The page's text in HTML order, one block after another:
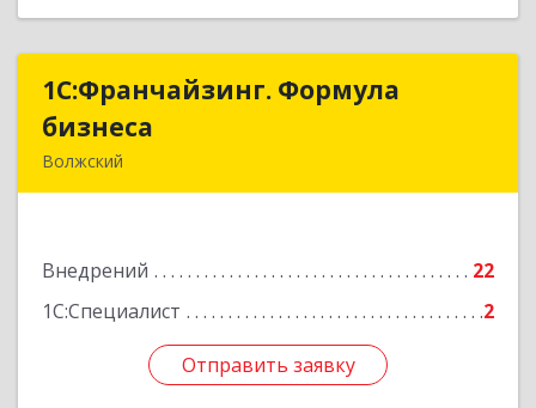
1С:Франчайзинг. Формула
бизнеса
Волжский
Внедрений
22
1С:Специалист
2
Отправить заявку
1С:Франчайзинг. Формула
Подробнее
Отправить заявку